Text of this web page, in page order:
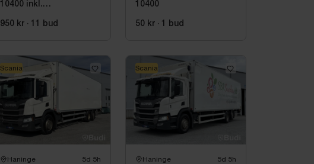
10400 inkl.
ladders, WUS D60 CF
950 kr · 11 bud
10400
50 kr · 1 bud
Haninge 5d 5h
Scania
Haninge 5d 5h
Scania